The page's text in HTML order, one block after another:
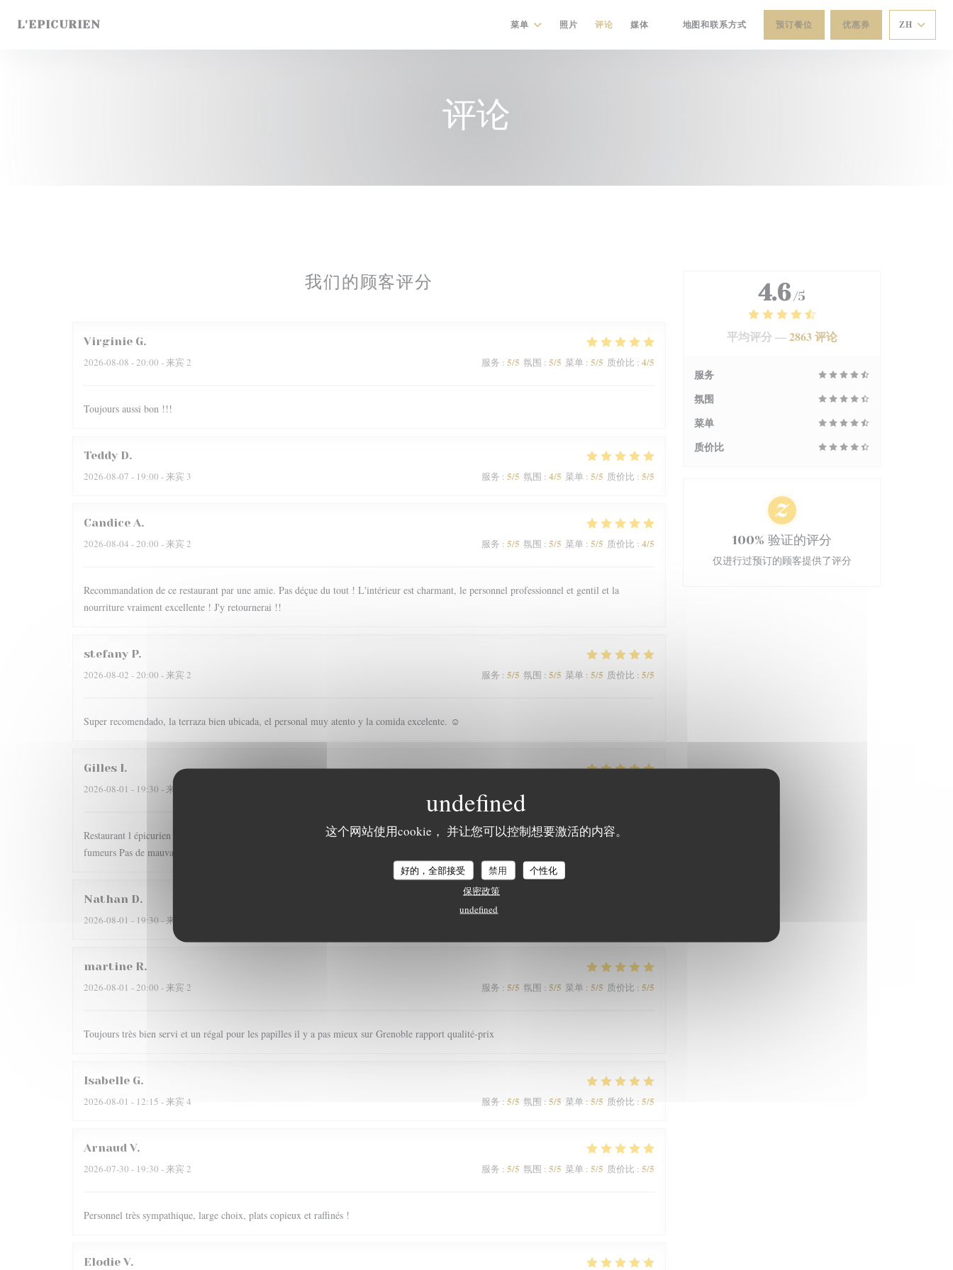
这个网站使用cookie， 并让您可以控制想要激活的内容。
好的，全部接受 禁用
个性化
保密政策
undefined
L'EPICURIEN 菜单 照片 评论 媒体
((在新窗口中打开))
地图和联系方式 预订餐位 优惠券 ZH
评论
我们的顾客评分
Virginie G
2026-08-08 - 20:00 - 来宾 2 服务 : 5/5 氛围 : 5/5 菜单 : 5/5 质价比 : 4/5
Toujours aussi bon !!!
Teddy D
2026-08-07 - 19:00 - 来宾 3 服务 : 5/5 氛围 : 4/5 菜单 : 5/5 质价比 : 5/5
Candice A
2026-08-04 - 20:00 - 来宾 2 服务 : 5/5 氛围 : 5/5 菜单 : 5/5 质价比 : 4/5
Recommandation de ce restaurant par une amie. Pas déçue du tout ! L'intérieur est charmant, le personnel professionnel et gentil et la
nourriture vraiment excellente ! J'y retournerai !!
stefany P
2026-08-02 - 20:00 - 来宾 2 服务 : 5/5 氛围 : 5/5 菜单 : 5/5 质价比 : 5/5
Super recomendado, la terraza bien ubicada, el personal muy atento y la comida excelente. ☺️
Gilles I
2026-08-01 - 19:30 - 来宾 2
Restaurant l épicurien est pour nous une valeur sûre... Dommage que les clients soient autorisés à fumer en terrasse, perturbant les non
fumeurs Pas de mauvaise surprise
Nathan D
2026-08-01 - 19:30 - 来宾 2
martine R
2026-08-01 - 20:00 - 来宾 2 服务 : 5/5 氛围 : 5/5 菜单 : 5/5 质价比 : 5/5
Toujours très bien servi et un régal pour les papilles il y a pas mieux sur Grenoble rapport qualité-prix
Isabelle G
2026-08-01 - 12:15 - 来宾 4 服务 : 5/5 氛围 : 5/5 菜单 : 5/5 质价比 : 5/5
Arnaud V
2026-07-30 - 19:30 - 来宾 2 服务 : 5/5 氛围 : 5/5 菜单 : 5/5 质价比 : 5/5
Personnel très sympathique, large choix, plats copieux et raffinés !
Elodie V
4.6 /5
平均评分 —2863 评论
服务
氛围
菜单
质价比
100% 验证的评分
仅进行过预订的顾客提供了评分